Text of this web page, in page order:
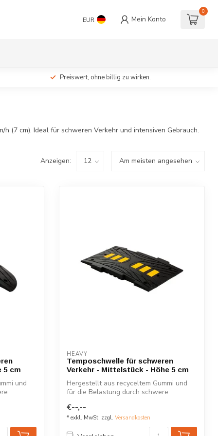
EUR Mein Konto
0
Preiswert, ohne billig zu wirken.
(7 cm). Ideal für schweren Verkehr und intensiven Gebrauch.
Anzeigen:
5 cm
und
HEAVY
Temposchwelle für schweren
Verkehr - Mittelstück - Höhe 5 cm
Hergestellt aus recyceltem Gummi und
für die Belastung durch schwere
€--,--
* exkl. MwSt. zzgl. Versandkosten